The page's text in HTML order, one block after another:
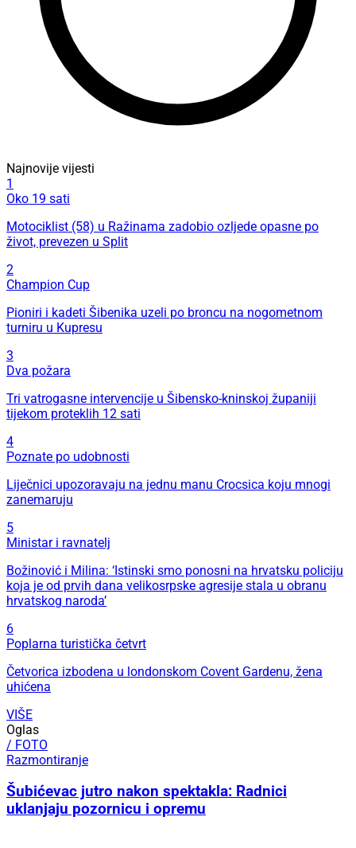
Najnovije vijesti
1
Oko 19 sati
Motociklist (58) u Ražinama zadobio ozljede opasne po
život, prevezen u Split
2
Champion Cup
Pioniri i kadeti Šibenika uzeli po broncu na nogometnom
turniru u Kupresu
3
Dva požara
Tri vatrogasne intervencije u Šibensko-kninskoj županiji
tijekom proteklih 12 sati
4
Poznate po udobnosti
Liječnici upozoravaju na jednu manu Crocsica koju mnogi
zanemaruju
5
Ministar i ravnatelj
Božinović i Milina: ‘Istinski smo ponosni na hrvatsku policiju
koja je od prvih dana velikosrpske agresije stala u obranu
hrvatskog naroda’
6
Poplarna turistička četvrt
Četvorica izbodena u londonskom Covent Gardenu, žena
uhićena
VIŠE
Oglas
/ FOTO
Razmontiranje
Šubićevac jutro nakon spektakla: Radnici
uklanjaju pozornicu i opremu